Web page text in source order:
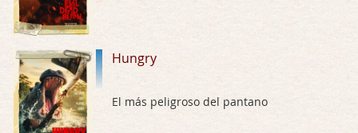
Possession
Por: Chupasangre
Mi opinión en su día. Su duracion me ha …
El eslabón podrido
Hungry
El más peligroso del pantano